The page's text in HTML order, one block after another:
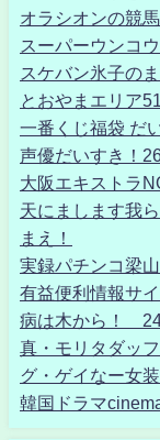
オラシオンの競
スーパーウンコ
スケバン氷子の
とおやまエリア51
一番くじ福袋 だ
声優だいすき！
大阪エキストラ
天にまします我
まえ！
実録パチンコ梁
有益便利情報サ
病は木から！ 24
真・モリタダッ
グ・ゲイなー女
韓国ドラマ